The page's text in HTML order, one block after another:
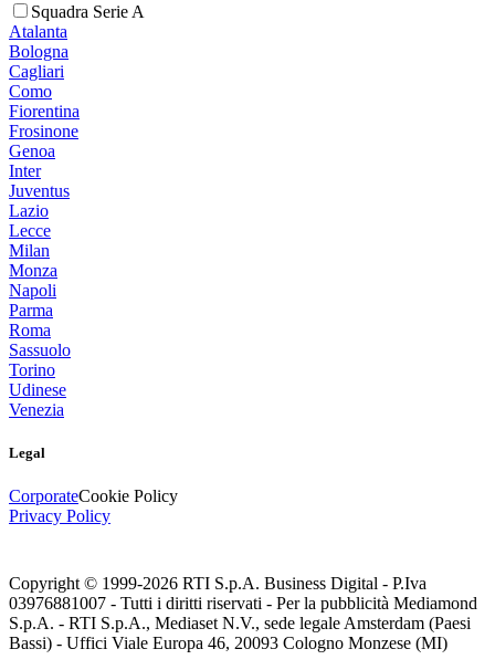
Squadra Serie A
Atalanta
Bologna
Cagliari
Como
Fiorentina
Frosinone
Genoa
Inter
Juventus
Lazio
Lecce
Milan
Monza
Napoli
Parma
Roma
Sassuolo
Torino
Udinese
Venezia
Legal
CorporateCookie Policy
Privacy Policy
Copyright © 1999-2026 RTI S.p.A. Business Digital - P.Iva
03976881007 - Tutti i diritti riservati - Per la pubblicità Mediamond
S.p.A. - RTI S.p.A., Mediaset N.V., sede legale Amsterdam (Paesi
Bassi) - Uffici Viale Europa 46, 20093 Cologno Monzese (MI)